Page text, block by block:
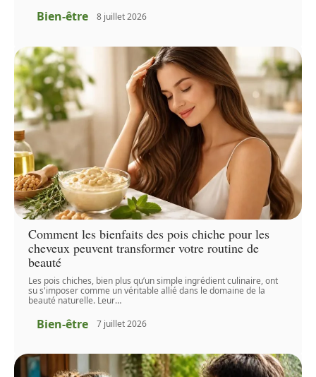
Bien-être 8 juillet 2026
Comment les bienfaits des pois chiche pour les
cheveux peuvent transformer votre routine de
beauté
Les pois chiches, bien plus qu’un simple ingrédient culinaire, ont
su s'imposer comme un véritable allié dans le domaine de la
beauté naturelle. Leur…
Bien-être 7 juillet 2026